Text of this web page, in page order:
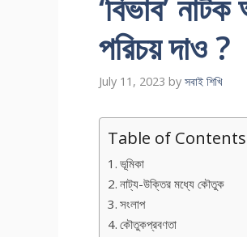
পরিচয় দাও ?
July 11, 2023 by সবাই শিখি
Table of Contents
ভূমিকা
নাট্য-উক্তির মধ্যে কৌতুক
সংলাপ
কৌতুকপ্রবণতা